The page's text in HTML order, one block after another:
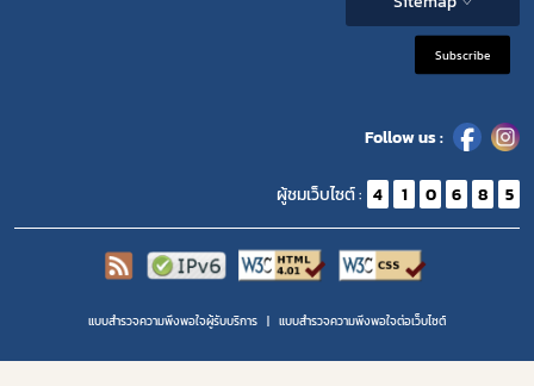
Subscribe
Follow us :
ผู้ชมเว็บไซต์ : 4 1 0 6 8 5
แบบสำรวจความพึงพอใจผู้รับบริการ แบบสำรวจความพีงพอใจต่อเว็บไซต์